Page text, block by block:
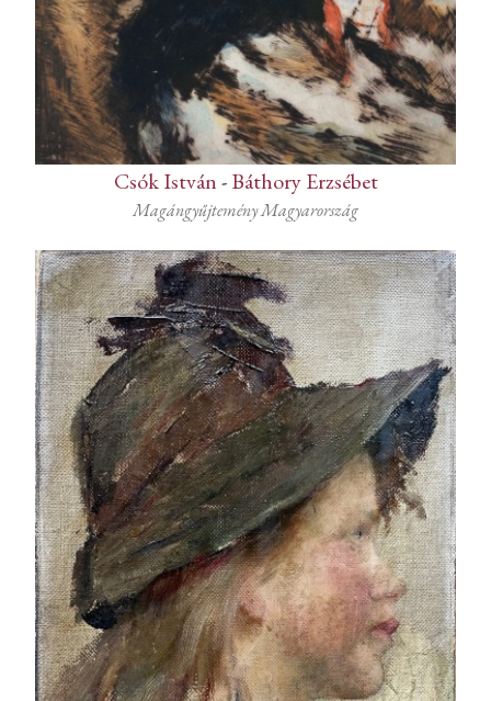
Csók István-Báthory Erzsébet
Magángyűjtemény Magyarország